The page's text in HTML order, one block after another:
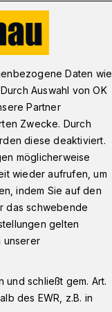
Daten wie
Auswahl von OK
Partner
Zwecke. Durch
diese deaktiviert.
möglicherweise
wieder aufrufen, um
indem Sie auf den
das schwebende
gelten
unserer
und schließt gem. Art.
des EWR, z.B. in